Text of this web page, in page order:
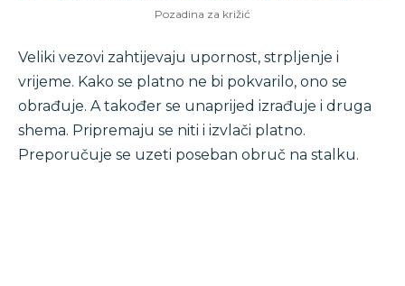
Pozadina za križić
Veliki vezovi zahtijevaju upornost, strpljenje i
vrijeme. Kako se platno ne bi pokvarilo, ono se
obrađuje. A također se unaprijed izrađuje i druga
shema. Pripremaju se niti i izvlači platno.
Preporučuje se uzeti poseban obruč na stalku.